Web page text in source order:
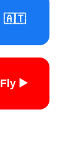
🇦🇹 קבוצת וינה למטיילים
▶️ YouTube - WhereToFly